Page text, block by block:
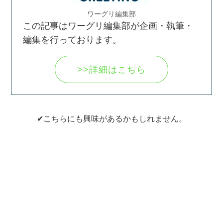
ワーグリ編集部
この記事はワーグリ編集部が企画・執筆・
編集を行っております。
>>詳細はこちら
✔こちらにも興味があるかもしれません。